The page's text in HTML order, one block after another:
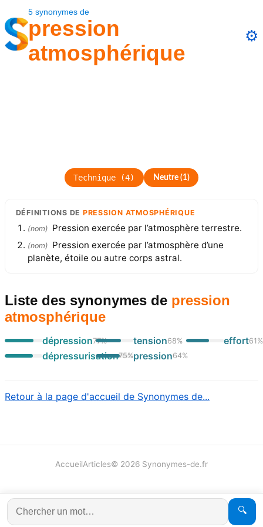
5synonymes de
pression
atmosphérique
⚙️
Technique (4) Neutre(1)
DÉFINITIONS DE PRESSION ATMOSPHÉRIQUE
(nom) Pression exercée par l’atmosphère terrestre.
(nom) Pression exercée par l’atmosphère d’une
planète, étoile ou autre corps astral.
Liste des synonymes de pression
atmosphérique
dépression77%
dépressurisation75%
tension68%
pression64%
effort61%
Retour à la page d'accueil de Synonymes de...
🔍
AccueilArticles© 2026 Synonymes-de.fr